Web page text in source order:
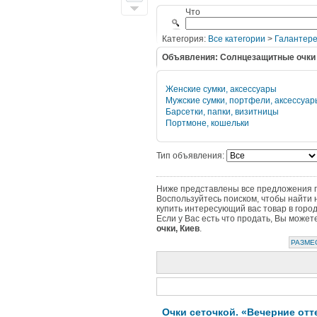
Что
Категория: Все категории >
Объявления: Солнцезащитные очки
Женские сумки, аксессуары
Мужские сумки, портфели,
Барсетки, папки, визитницы
Портмоне, кошельки
Тип объявления:
Ниже представлены все предложения
Воспользуйтесь поиском, чтобы
купить интересующий вас товар в
Если у Вас есть что продать, Вы
очки, Киев.
Очки сеточкой. «Вечерние